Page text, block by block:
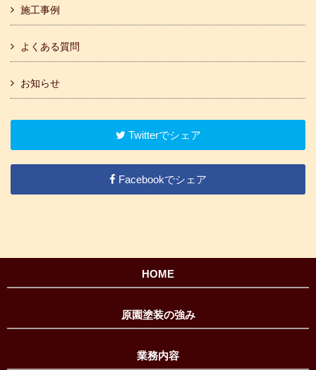
施工事例
よくある質問
お知らせ
Twitterでシェア
Facebookでシェア
HOME
原園塗装の強み
業務内容